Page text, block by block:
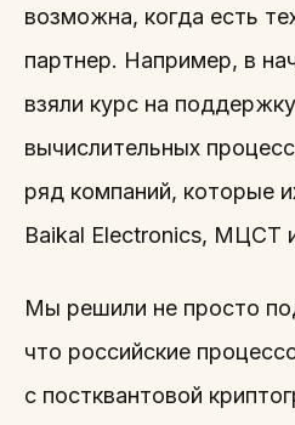
возможна, когда есть
партнер. Например, в
взяли курс на
вычислительных
ряд компаний, которые
Baikal Electronics, МЦСТ
Мы решили не просто
что российские
с постквантовой